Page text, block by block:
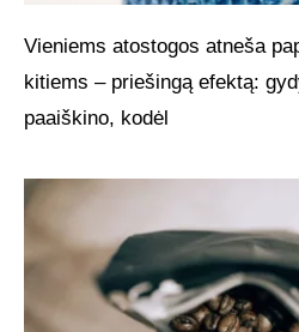
Vieniems atostogos atneša
kitiems – priešingą efektą:
paaiškino, kodėl